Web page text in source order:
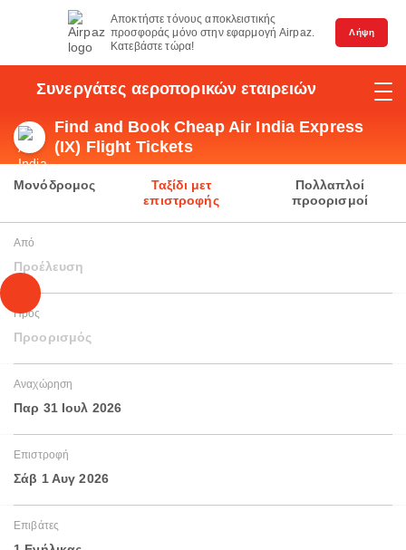
Αποκτήστε τόνους αποκλειστικής
προσφοράς μόνο στην εφαρμογή Airpaz.
Κατεβάστε τώρα!
Λήψη
Συνεργάτες αεροπορικών εταιρειών
Find and Book Cheap Air India Express
(IX) Flight Tickets
Μονόδρομος
Ταξίδι μετ
επιστροφής
Πολλαπλοί
προορισμοί
Από
Προέλευση
Προς
Προορισμός
Αναχώρηση
Παρ 31 Ιουλ 2026
Επιστροφή
Σάβ 1 Αυγ 2026
Επιβάτες